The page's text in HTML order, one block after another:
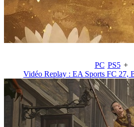
PC PS5 +
Vidéo Replay : EA Sports FC 27,